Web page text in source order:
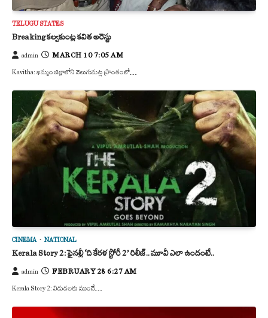
TELUGU STATES
Breaking కల్వకుంట్ల కవిత అరెస్టు
admin MARCH 10 7:05 AM
Kavitha: ఖమ్మం జిల్లాలోని వెలుగుమట్ల ప్రాంతంలో…
CINEMA NATIONAL
Kerala Story 2: ఫైనల్లీ ‘ది కేరళ స్టోరీ 2’ రిలీజ్.. మూవీ ఎలా ఉందంటే..
admin FEBRUARY 28 6:27 AM
Kerala Story 2: విడుదలకు ముందే…